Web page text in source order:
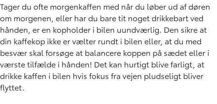
Tager du ofte morgenkaffen med når du løber ud af døren
om morgenen, eller har du bare tit noget drikkebart ved
hånden, er en kopholder i bilen uundværlig. Den sikre at
din kaffekop ikke er vælter rundt i bilen eller, at du med
besvær skal forsøge at balancere koppen på sædet eller i
værste tilfælde i hånden! Det kan hurtigt blive farligt, at
drikke kaffen i bilen hvis fokus fra vejen pludseligt bliver
flyttet.